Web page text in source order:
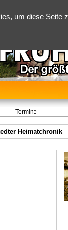
um diese Seite
Termine
Heimatchronik